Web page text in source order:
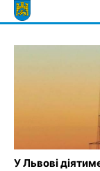
Skip
to
У Львові